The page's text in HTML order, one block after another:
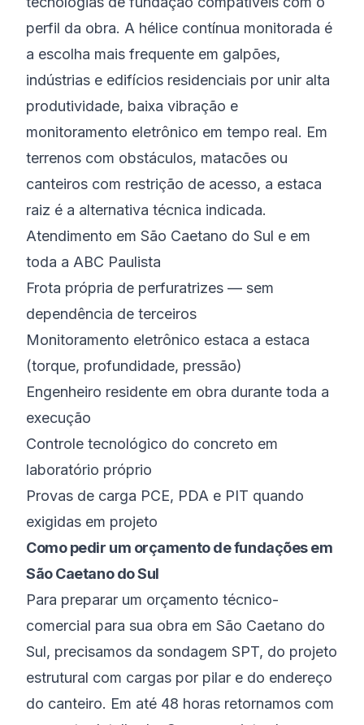
perfil da obra. A hélice contínua monitorada é
a escolha mais frequente em galpões,
indústrias e edifícios residenciais por unir alta
produtividade, baixa vibração e
monitoramento eletrônico em tempo real. Em
terrenos com obstáculos, matacões ou
canteiros com restrição de acesso, a estaca
raiz é a alternativa técnica indicada.
Atendimento em São Caetano do Sul e em
toda a ABC Paulista
Frota própria de perfuratrizes — sem
dependência de terceiros
Monitoramento eletrônico estaca a estaca
(torque, profundidade, pressão)
Engenheiro residente em obra durante toda a
execução
Controle tecnológico do concreto em
laboratório próprio
Provas de carga PCE, PDA e PIT quando
exigidas em projeto
Como pedir um orçamento de fundações em
São Caetano do Sul
Para preparar um orçamento técnico-
comercial para sua obra em São Caetano do
Sul, precisamos da sondagem SPT, do projeto
estrutural com cargas por pilar e do endereço
do canteiro. Em até 48 horas retornamos com